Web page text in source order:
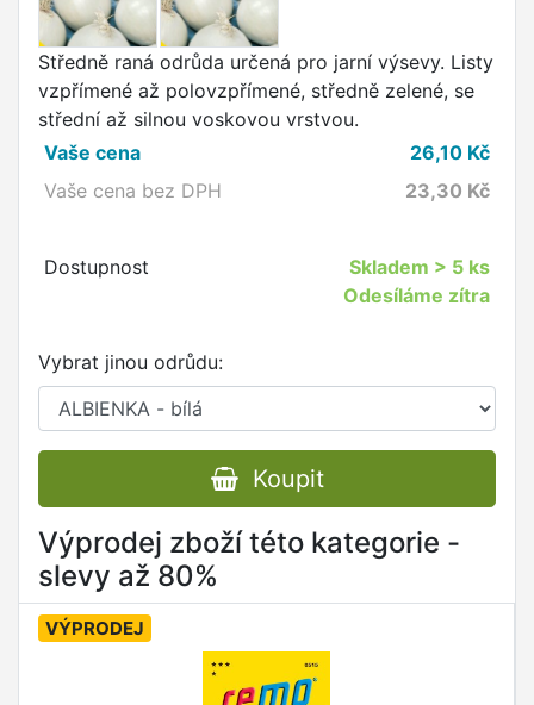
Středně raná odrůda určená pro jarní výsevy. Listy
vzpřímené až polovzpřímené, středně zelené, se
střední až silnou voskovou vrstvou.
Vaše cena
26,10 Kč
Vaše cena bez DPH
23,30 Kč
Dostupnost Skladem > 5 ks
Odesíláme zítra
Vybrat jinou odrůdu:
Koupit
Výprodej zboží této kategorie -
slevy až 80%
VÝPRODEJ